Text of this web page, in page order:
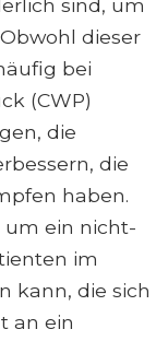
sind, um
dieser
bei
(CWP)
die
die
haben.
um ein nicht-
im
kann, die sich
an ein